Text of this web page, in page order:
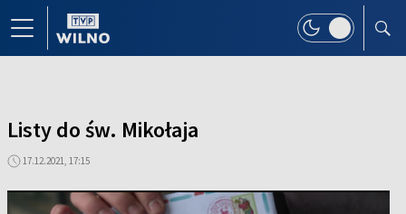
Listy do św. Mikołaja
17.12.2021, 17:15